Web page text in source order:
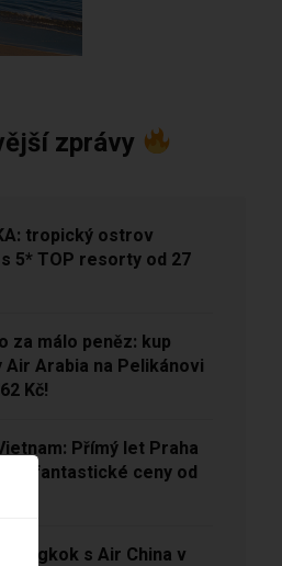
zprávy
tropický ostrov
5* TOP resorty od 27
za málo peněz: kup
Air Arabia na Pelikánovi
Kč!
Přímý let Praha
za fantastické ceny od
Bangkok s Air China v